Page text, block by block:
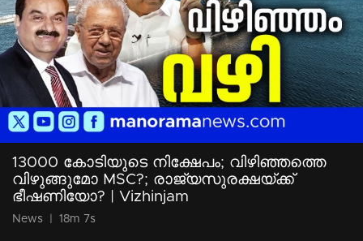
13000 കോടിയുടെ നിക്ഷേപം; വിഴിഞ്ഞത്തെ
വിഴുങ്ങുമോ MSC?; രാജ്യസുരക്ഷയ്ക്ക്
ഭീഷണിയോ? | Vizhinjam
News 18m 7s